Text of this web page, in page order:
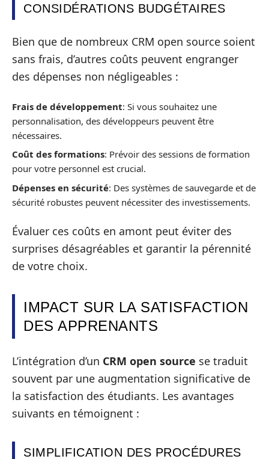
CONSIDÉRATIONS BUDGÉTAIRES
Bien que de nombreux CRM open source soient
sans frais, d’autres coûts peuvent engranger
des dépenses non négligeables :
Frais de développement: Si vous souhaitez une
personnalisation, des développeurs peuvent être
nécessaires.
Coût des formations: Prévoir des sessions de formation
pour votre personnel est crucial.
Dépenses en sécurité: Des systèmes de sauvegarde et de
sécurité robustes peuvent nécessiter des investissements.
Évaluer ces coûts en amont peut éviter des
surprises désagréables et garantir la pérennité
de votre choix.
IMPACT SUR LA SATISFACTION
DES APPRENANTS
L’intégration d’un CRM open source se traduit
souvent par une augmentation significative de
la satisfaction des étudiants. Les avantages
suivants en témoignent :
SIMPLIFICATION DES PROCÉDURES